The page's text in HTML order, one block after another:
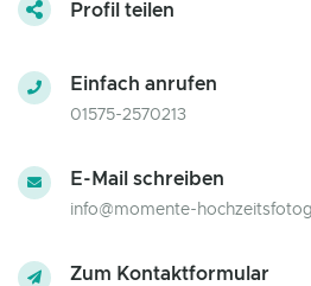
Profil teilen
Einfach anrufen
01575-2570213
E-Mail schreiben
info@momente-
Zum Kontaktformular